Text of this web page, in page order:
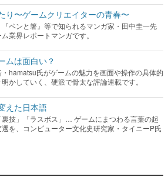
り〜ゲームクリエイターの青春〜
『ペンと箸』等で知られるマンガ家・田中圭一先
業界レポートマンガです。
ムは面白い？
hamatsu氏がゲームの魅力を画面や操作の具体的
かしていく、硬派で骨太な評論連載です。
えた日本語
裏技」「ラスボス」… ゲームにまつわる言葉の起
を、コンピューター文化史研究家・タイニーP氏